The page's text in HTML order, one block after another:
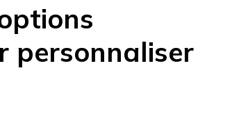
personnaliser